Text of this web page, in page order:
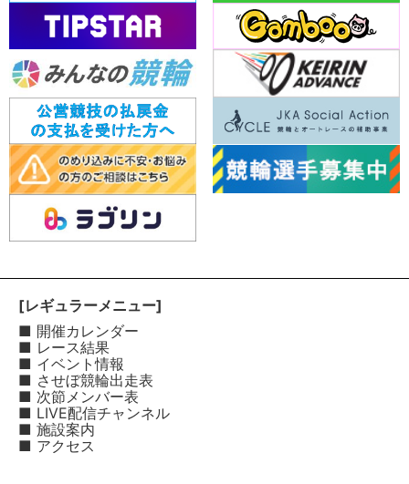
[レギュラーメニュー]
■ 開催カレンダー
■ レース結果
■ イベント情報
■ させぼ競輪出走表
■ 次節メンバー表
■ LIVE配信チャンネル
■ 施設案内
■ アクセス